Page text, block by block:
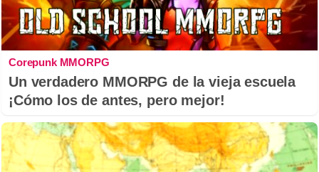
Corepunk MMORPG
Un verdadero MMORPG de la vieja escuela
¡Cómo los de antes, pero mejor!